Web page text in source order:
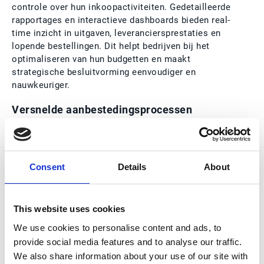
Consent Details About
This website uses cookies
We use cookies to personalise content and ads, to
provide social media features and to analyse our traffic.
We also share information about your use of our site with
controle over hun inkoopactiviteiten. Gedetailleerde
rapportages en interactieve dashboards bieden real-
time inzicht in uitgaven, leveranciersprestaties en
lopende bestellingen. Dit helpt bedrijven bij het
optimaliseren van hun budgetten en maakt
strategische besluitvorming eenvoudiger en
nauwkeuriger.
Versnelde aanbestedingsprocessen
Dankzij geautomatiseerde workflows kunnen
mogelijk om offertes in real-time te vergelijken,
waardoor aanbestedingsprocedures aanzienlijk
administratieve lasten en verhoogt de operationele
efficiëntie binnen de organisatie.
Gedigitaliseerde en dus geoptimaliseerde